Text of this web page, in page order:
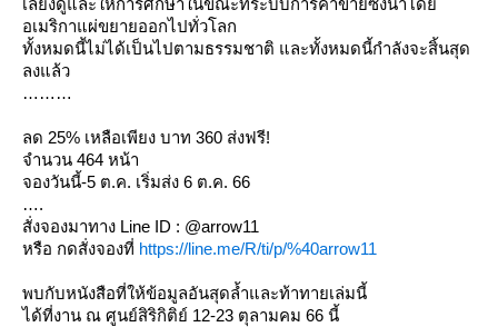
เลี้ยงดูและให้การศึกษาในขณะที่ระบบการค้าขายซึ่งนำโด
อเมริกาแผ่ขยายออกไปทั่วโลก
ทั้งหมดนี้ไม่ได้เป็นไปตามธรรมชาติ และทั้งหมดนี้กำลังจะสิ้นสุด
ลงแล้ว
ลด 25% เหลือเพียง บาท 360 ส่งฟรี!
จำนวน 464 หน้า
จองวันนี้-5 ต.ค. เริ่มส่ง 6 ต.ค. 66
.
สั่งจองมาทาง Line ID : @arrow11
หรือ กดสั่งจองที่ https://line.me/R/ti/p/%40arrow11
พบกับหนังสือที่ให้ข้อมูลอันสุดล้ำและท้าทายเล่มนี้
ได้ที่งาน ณ ศูนย์สิริกิติย์ 12-23 ตุลามคม 66 นี้